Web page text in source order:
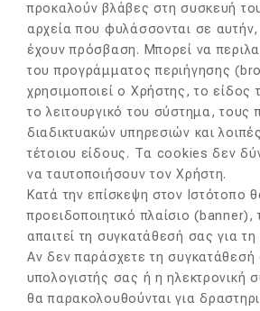
προκαλούν βλάβες στη συσκευή
αρχεία που φυλάσσονται σε
έχουν πρόσβαση. Μπορεί να
του προγράμματος περιήγησης
χρησιμοποιεί ο Χρήστης, το είδος
το λειτουργικό του σύστημα, τους
διαδικτυακών υπηρεσιών και
τέτοιου είδους. Τα cookies δεν
να ταυτοποιήσουν τον Χρήστη.
Κατά την επίσκεψη στον Ιστότοπο
προειδοποιητικό πλαίσιο
απαιτεί τη συγκατάθεσή σας για
Αν δεν παράσχετε τη
υπολογιστής σας ή η ηλεκτρονική
θα παρακολουθούνται για